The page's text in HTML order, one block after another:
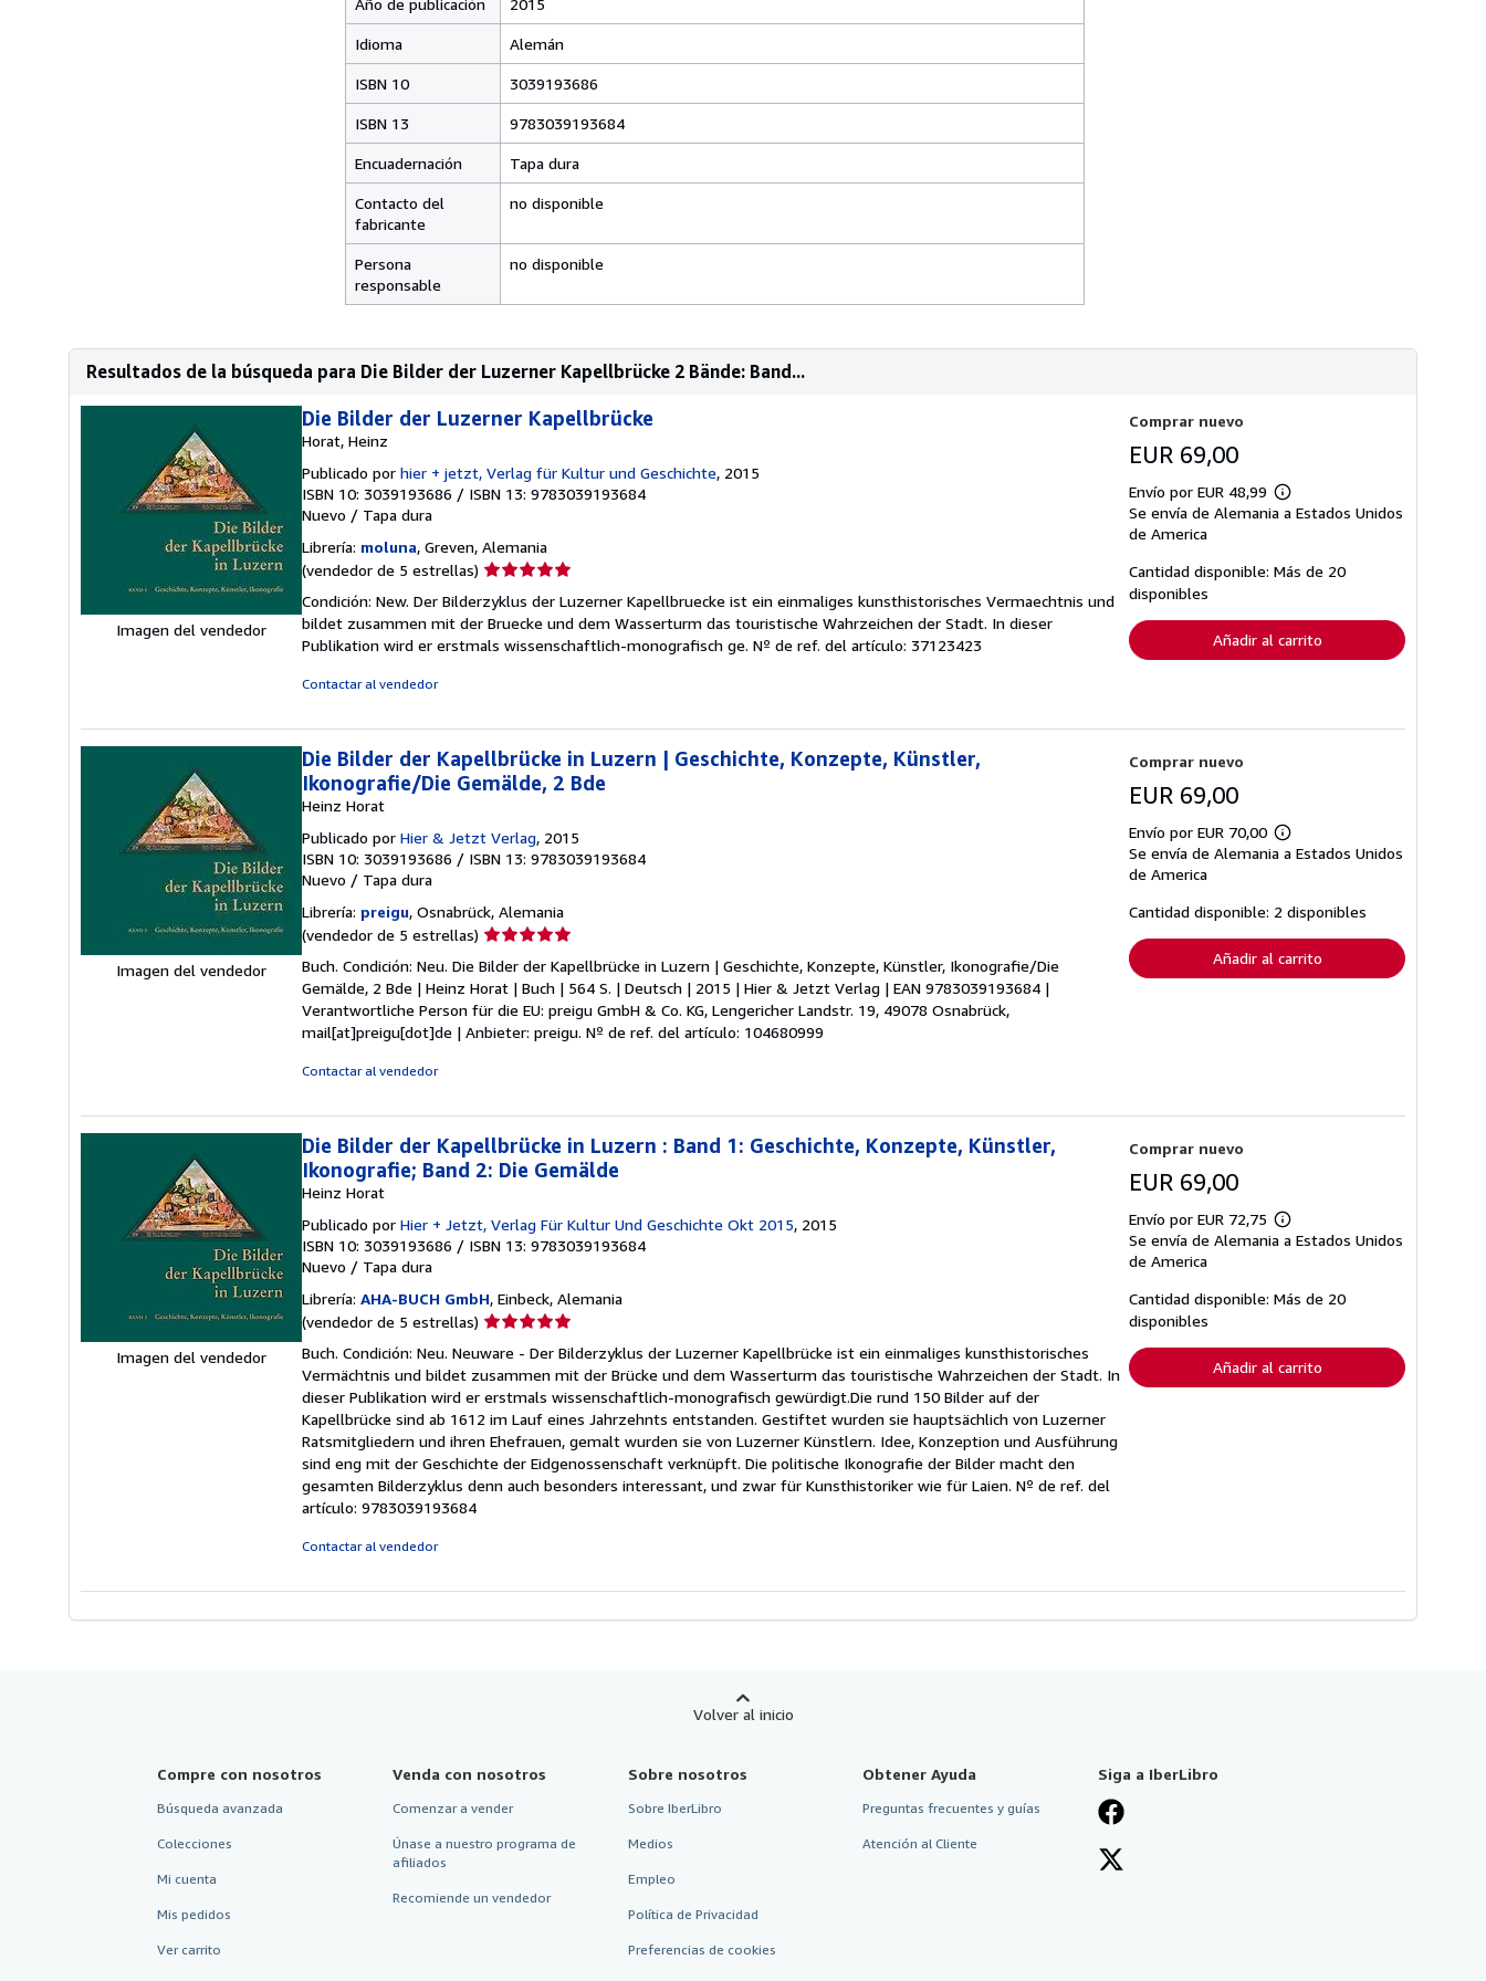
Año de publicación 2015
Idioma Alemán
ISBN 10 3039193686
ISBN 13 9783039193684
Encuadernación Tapa dura
Contacto del
fabricante
no disponible
Persona
responsable
no disponible
Resultados de la búsqueda para Die Bilder der Luzerner Kapellbrücke 2 Bände: Band...
Imagen del vendedor
Die Bilder der Luzerner Kapellbrücke
Horat, Heinz
Publicado por hier + jetzt, Verlag für Kultur und Geschichte, 2015
ISBN 10: 3039193686 / ISBN 13: 9783039193684
Nuevo / Tapa dura
Librería: moluna, Greven, Alemania
(vendedor de 5 estrellas) Calificación
vendedor:
5
de
Condición: New. Der Bilderzyklus der Luzerner Kapellbruecke ist ein einmaliges kunsthistorisches Vermaechtnis und
bildet zusammen mit der Bruecke und dem Wasserturm das touristische Wahrzeichen der Stadt. In dieser
Publikation wird er erstmals wissenschaftlich-monografisch ge. Nº de ref. del artículo: 37123423
Contactar al vendedor
Comprar nuevo
EUR 69,00
Envío por EUR 48,99
Más
información
tarifas
de
Se envía de Alemania a Estados Unidos
de America
Cantidad disponible: Más de 20
disponibles
Añadir al carrito
Imagen del vendedor
Die Bilder der Kapellbrücke in Luzern | Geschichte, Konzepte, Künstler,
Ikonografie/Die Gemälde, 2 Bde
Heinz Horat
Publicado por Hier & Jetzt Verlag, 2015
ISBN 10: 3039193686 / ISBN 13: 9783039193684
Nuevo / Tapa dura
Librería: preigu, Osnabrück, Alemania
(vendedor de 5 estrellas) Calificación
vendedor:
5
de
5
Buch. Condición: Neu. Die Bilder der Kapellbrücke in Luzern | Geschichte, Konzepte, Künstler, Ikonografie/Die
Gemälde, 2 Bde | Heinz Horat | Buch | 564 S. | Deutsch | 2015 | Hier & Jetzt Verlag | EAN 9783039193684 |
Verantwortliche Person für die EU: preigu GmbH & Co. KG, Lengericher Landstr. 19, 49078 Osnabrück,
mail[at]preigu[dot]de | Anbieter: preigu. Nº de ref. del artículo: 104680999
Contactar al vendedor
Comprar nuevo
EUR 69,00
Envío por EUR 70,00
Más
información
tarifas
de
envío
Se envía de Alemania a Estados Unidos
de America
Cantidad disponible: 2 disponibles
Añadir al carrito
Imagen del vendedor
Die Bilder der Kapellbrücke in Luzern : Band 1: Geschichte, Konzepte, Künstler,
Ikonografie; Band 2: Die Gemälde
Heinz Horat
Publicado por Hier + Jetzt, Verlag Für Kultur Und Geschichte Okt 2015, 2015
ISBN 10: 3039193686 / ISBN 13: 9783039193684
Nuevo / Tapa dura
Librería: AHA-BUCH GmbH, Einbeck, Alemania
(vendedor de 5 estrellas) Calificación
vendedor:
5
de
5
estrellas
Buch. Condición: Neu. Neuware - Der Bilderzyklus der Luzerner Kapellbrücke ist ein einmaliges kunsthistorisches
Vermächtnis und bildet zusammen mit der Brücke und dem Wasserturm das touristische Wahrzeichen der Stadt. In
dieser Publikation wird er erstmals wissenschaftlich-monografisch gewürdigt.Die rund 150 Bilder auf der
Kapellbrücke sind ab 1612 im Lauf eines Jahrzehnts entstanden. Gestiftet wurden sie hauptsächlich von Luzerner
Ratsmitgliedern und ihren Ehefrauen, gemalt wurden sie von Luzerner Künstlern. Idee, Konzeption und Ausführung
sind eng mit der Geschichte der Eidgenossenschaft verknüpft. Die politische Ikonografie der Bilder macht den
gesamten Bilderzyklus denn auch besonders interessant, und zwar für Kunsthistoriker wie für Laien. Nº de ref. del
artículo: 9783039193684
Contactar al vendedor
Comprar nuevo
EUR 69,00
Envío por EUR 72,75
Más
información
tarifas
de
Se envía de Alemania a Estados Unidos
de America
Cantidad disponible: Más de 20
disponibles
Añadir al carrito
Volver al inicio
Compre con nosotros
Búsqueda avanzada
Colecciones
Mi cuenta
Mis pedidos
Ver carrito
Venda con nosotros
Comenzar a vender
Únase a nuestro programa de
afiliados
Recomiende un vendedor
Sobre nosotros
Sobre IberLibro
Medios
Empleo
Política de Privacidad
Preferencias de cookies
Obtener Ayuda
Preguntas frecuentes y guías
Atención al Cliente
Siga a IberLibro